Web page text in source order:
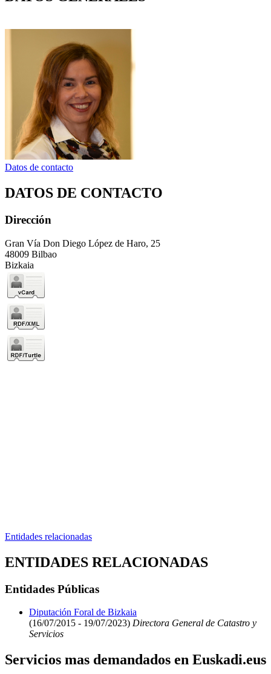
Datos de contacto
DATOS DE CONTACTO
Dirección
Gran Vía Don Diego López de Haro, 25
48009 Bilbao
Bizkaia
Entidades relacionadas
ENTIDADES RELACIONADAS
Entidades Públicas
Diputación Foral de Bizkaia
(16/07/2015 - 19/07/2023) Directora General de Catastro y
Servicios
Servicios mas demandados en Euskadi.eus